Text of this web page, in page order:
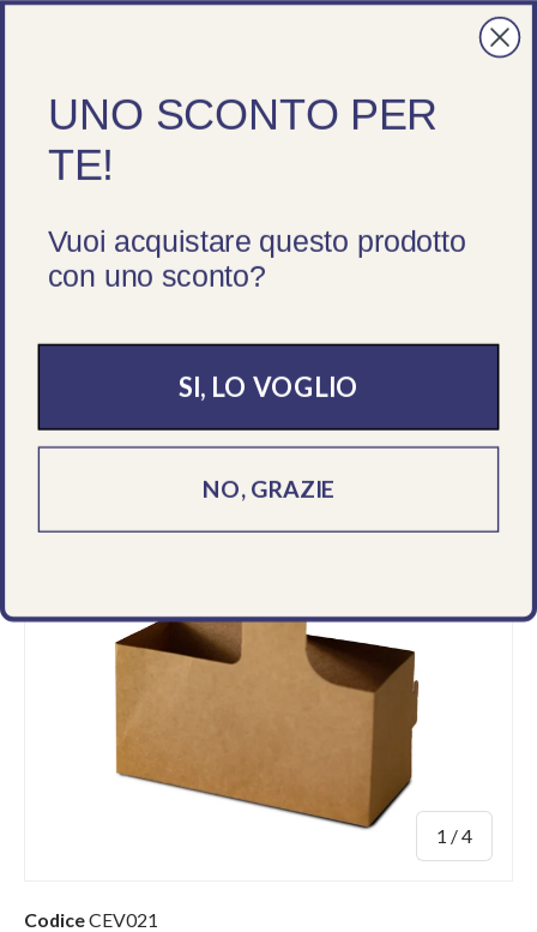
Cerca
Cerca
Cerca
Aperti tutta l'estate! Spedizioni sempre garantite,
servizio clienti lun - ven 09 - 18
1 /di
4
CodiceCEV021
UNO SCONTO PER
TE!
Vuoi acquistare questo prodotto
con uno sconto?
SI, LO VOGLIO
NO, GRAZIE